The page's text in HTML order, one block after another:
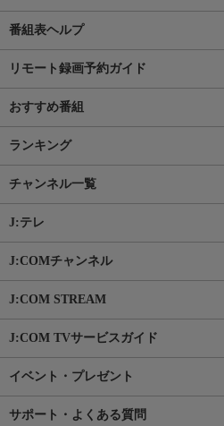
番組表ヘルプ
リモート録画予約ガイド
おすすめ番組
ランキング
チャンネル一覧
J:テレ
J:COMチャンネル
J:COM STREAM
J:COM TVサービスガイド
イベント・プレゼント
サポート・よくある質問